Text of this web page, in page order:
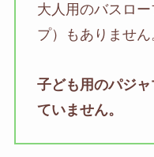
大人用のバスロ
プ）もありません
子ども用のパジ
ていません。